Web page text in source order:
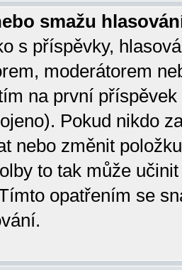
smažu
s příspěvky,
moderátorem
na první
Pokud nikdo
nebo změnit
to tak může
opatřením se